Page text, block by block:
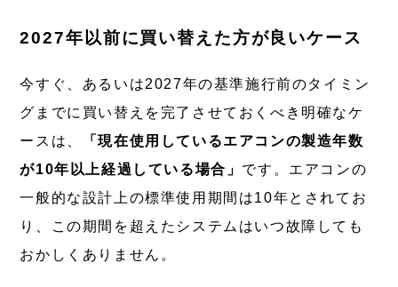
2027年以前に買い替えた方が良いケース
今すぐ、あるいは2027年の基準施行前のタイミン
グまでに買い替えを完了させておくべき明確なケ
ースは、
「現在使用しているエアコンの製造年数
が10年以上経過している場合」 です。エアコンの
一般的な設計上の標準使用期間は10年とされてお
り、この期間を超えたシステムはいつ故障しても
おかしくありません。